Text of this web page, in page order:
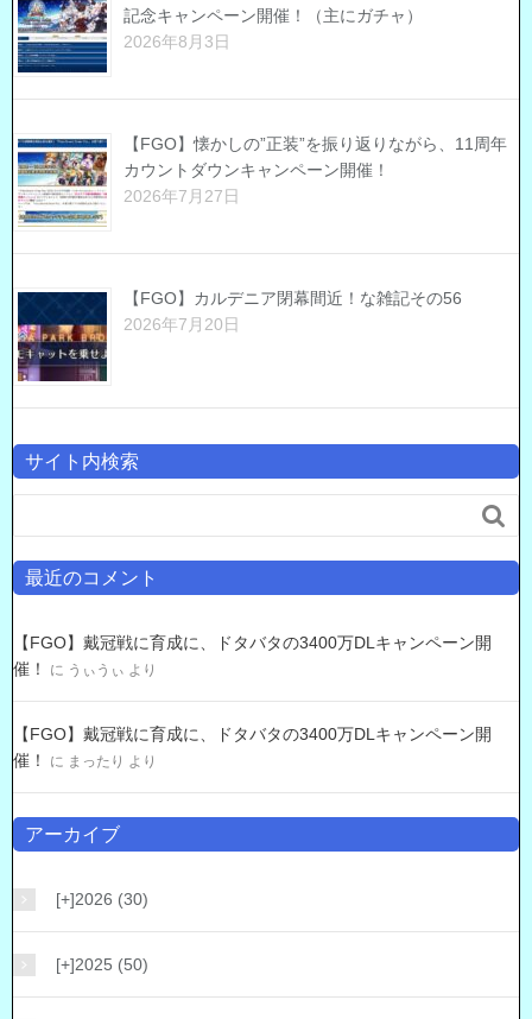
記念キャンペーン開催！（主にガチャ）
2026年8月3日
【FGO】懐かしの”正装”を振り返りながら、11周年
カウントダウンキャンペーン開催！
2026年7月27日
【FGO】カルデニア閉幕間近！な雑記その56
2026年7月20日
サイト内検索

最近のコメント
【FGO】戴冠戦に育成に、ドタバタの3400万DLキャンペーン開
催！
に うぃうぃ より
【FGO】戴冠戦に育成に、ドタバタの3400万DLキャンペーン開
催！
に まったり より
アーカイブ
[+]2026 (30)
[+]2025 (50)